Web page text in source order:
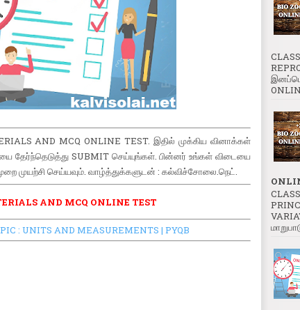
AND MCQ ONLINE TEST. இதில் முக்கிய வினாக்கள்
தேர்ந்தெடுத்து SUBMIT செய்யுங்கள். பின்னர் உங்கள் விடையை
முயற்சி செய்யவும். வாழ்த்துக்களுடன் : கல்விச்சோலை.நெட்.
AND MCQ ONLINE TEST
: UNITS AND MEASUREMENTS | PYQB